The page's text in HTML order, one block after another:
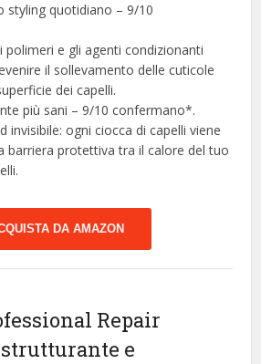
styling quotidiano – 9/10
polimeri e gli agenti condizionanti
il sollevamento delle cuticole
dei capelli.
più sani – 9/10 confermano*.
invisibile: ogni ciocca di capelli viene
barriera protettiva tra il calore del tuo
DA AMAZON
Repair
e